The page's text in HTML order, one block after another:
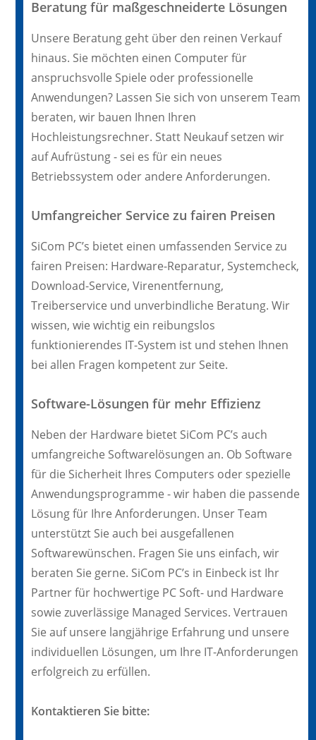
Beratung für maßgeschneiderte Lösungen
Unsere Beratung geht über den reinen Verkauf
hinaus. Sie möchten einen Computer für
anspruchsvolle Spiele oder professionelle
Anwendungen? Lassen Sie sich von unserem Team
beraten, wir bauen Ihnen Ihren
Hochleistungsrechner. Statt Neukauf setzen wir
auf Aufrüstung - sei es für ein neues
Betriebssystem oder andere Anforderungen.
Umfangreicher Service zu fairen Preisen
SiCom PC’s bietet einen umfassenden Service zu
fairen Preisen: Hardware-Reparatur, Systemcheck,
Download-Service, Virenentfernung,
Treiberservice und unverbindliche Beratung. Wir
wissen, wie wichtig ein reibungslos
funktionierendes IT-System ist und stehen Ihnen
bei allen Fragen kompetent zur Seite.
Software-Lösungen für mehr Effizienz
Neben der Hardware bietet SiCom PC’s auch
umfangreiche Softwarelösungen an. Ob Software
für die Sicherheit Ihres Computers oder spezielle
Anwendungsprogramme - wir haben die passende
Lösung für Ihre Anforderungen. Unser Team
unterstützt Sie auch bei ausgefallenen
Softwarewünschen. Fragen Sie uns einfach, wir
beraten Sie gerne. SiCom PC’s in Einbeck ist Ihr
Partner für hochwertige PC Soft- und Hardware
sowie zuverlässige Managed Services. Vertrauen
Sie auf unsere langjährige Erfahrung und unsere
individuellen Lösungen, um Ihre IT-Anforderungen
erfolgreich zu erfüllen.
Kontaktieren Sie bitte: